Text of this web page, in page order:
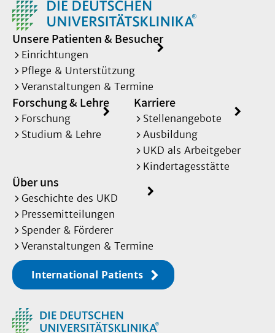
Unsere Patienten & Besucher
Einrichtungen
Pflege & Unterstützung
Veranstaltungen & Termine
Forschung & Lehre
Forschung
Studium & Lehre
Karriere
Stellenangebote
Ausbildung
UKD als Arbeitgeber
Kindertagesstätte
Über uns
Geschichte des UKD
Pressemitteilungen
Spender & Förderer
Veranstaltungen & Termine
International Patients